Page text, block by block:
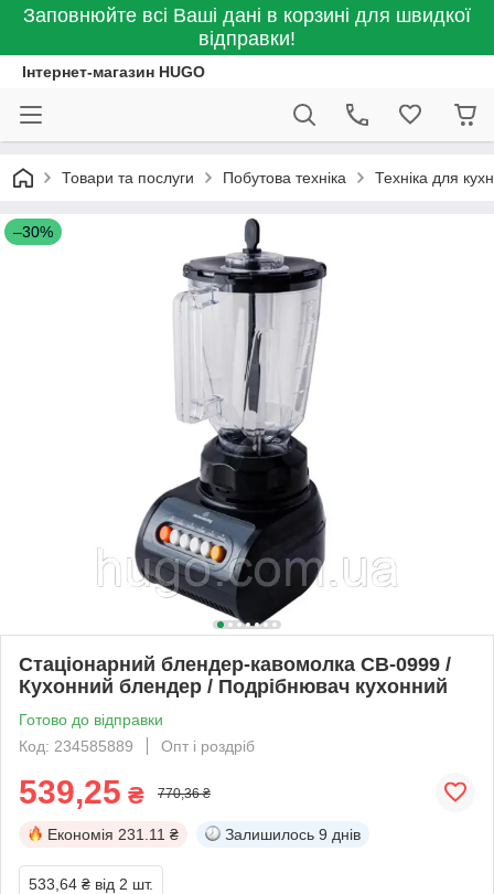
Заповнюйте всі Ваші дані в корзині для швидкої
відправки!
Інтернет-магазин HUGO
Товари та послуги Побутова техніка Техніка для
–30%
Стаціонарний блендер-кавомолка СВ-0999 /
Кухонний блендер / Подрібнювач кухонний
Готово до відправки
Код: 234585889
Опт і роздріб
539,25 ₴ 770,36 ₴
Економія 231.11 ₴ Залишилось 9 днів
533,64 ₴ від 2 шт.